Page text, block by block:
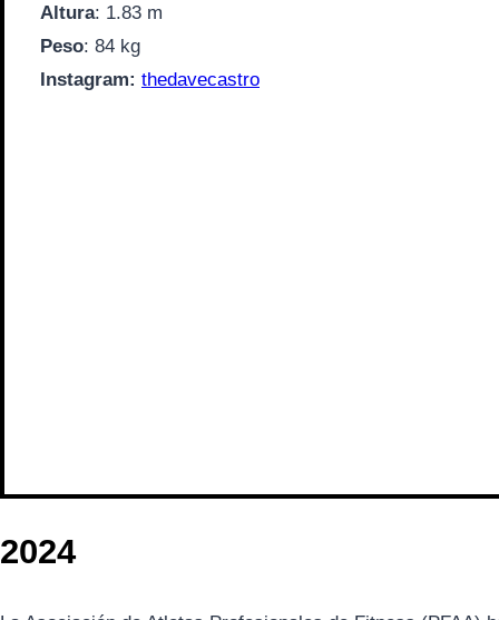
Altura: 1.83 m
Peso: 84 kg
Instagram: thedavecastro
2024